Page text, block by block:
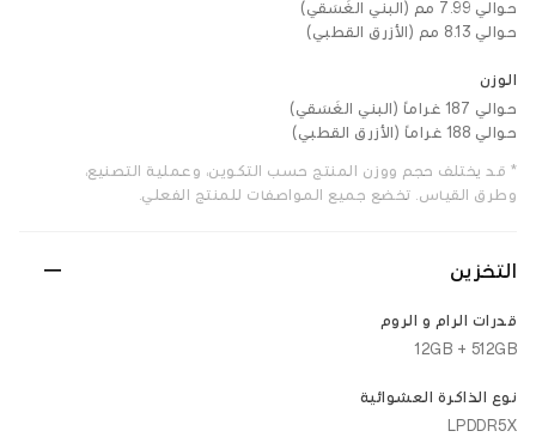
حوالي 7.99 مم (البني الغَسَقي)
حوالي 8.13 مم (الأزرق القطبي)
الوزن
حوالي 187 غراماً (البني الغَسَقي)
حوالي 188 غراماً (الأزرق القطبي)
* قد يختلف حجم ووزن المنتج حسب التكوين، وعملية التصنيع،
وطرق القياس. تخضع جميع المواصفات للمنتج الفعلي.
التخزين
قدرات الرام و الروم
12GB + 512GB
نوع الذاكرة العشوائية
LPDDR5X